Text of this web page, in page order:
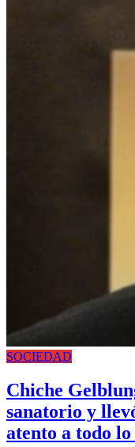
SOCIEDAD
Chiche
sanatorio y
atento a todo lo